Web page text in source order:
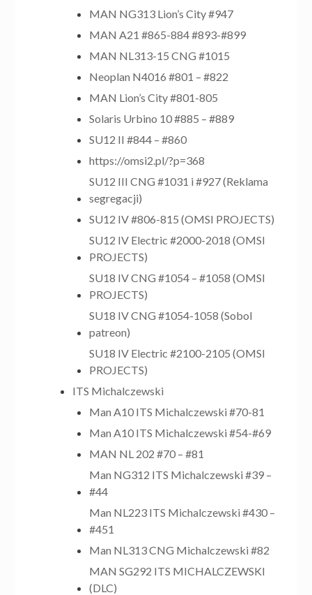
MAN NG313 Lion’s City #947
MAN A21 #865-884 #893-#899
MAN NL313-15 CNG #1015
Neoplan N4016 #801 – #822
MAN Lion’s City #801-805
Solaris Urbino 10 #885 – #889
SU12 II #844 – #860
https://omsi2.pl/?p=368
SU12 III CNG #1031 i #927 (Reklama
segregacji)
SU12 IV #806-815 (OMSI PROJECTS)
SU12 IV Electric #2000-2018 (OMSI
PROJECTS)
SU18 IV CNG #1054 – #1058 (OMSI
PROJECTS)
SU18 IV CNG #1054-1058 (Sobol
patreon)
SU18 IV Electric #2100-2105 (OMSI
PROJECTS)
ITS Michalczewski
Man A10 ITS Michalczewski #70-81
Man A10 ITS Michalczewski #54-#69
MAN NL 202 #70 – #81
Man NG312 ITS Michalczewski #39 –
#44
Man NL223 ITS Michalczewski #430 –
#451
Man NL313 CNG Michalczewski #82
MAN SG292 ITS MICHALCZEWSKI
(DLC)